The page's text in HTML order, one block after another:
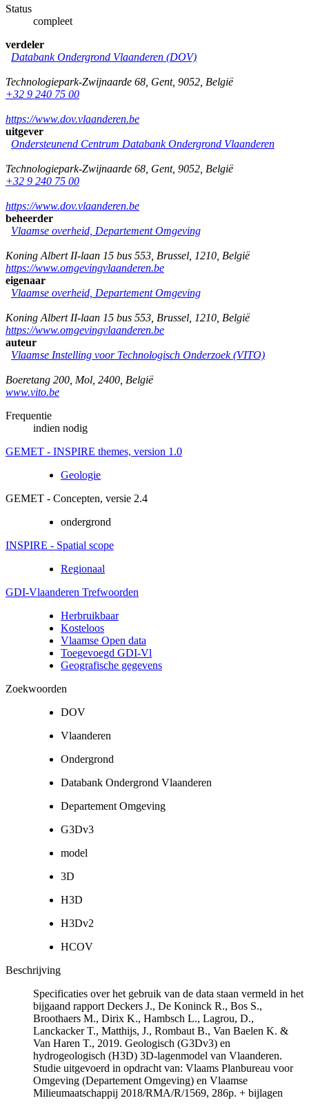
Status
compleet
verdeler
Databank Ondergrond Vlaanderen (DOV)
Technologiepark-Zwijnaarde 68 Gent, 9052 België
+32 9 240 75 00
https://www.dov.vlaanderen.be
uitgever
Ondersteunend Centrum Databank Ondergrond Vlaanderen
Technologiepark-Zwijnaarde 68 Gent, 9052 België
+32 9 240 75 00
https://www.dov.vlaanderen.be
beheerder
Vlaamse overheid, Departement Omgeving
Koning Albert II-laan 15 bus 553 Brussel 1210 België
https://www.omgevingvlaanderen.be
eigenaar
Vlaamse overheid, Departement Omgeving
Koning Albert II-laan 15 bus 553 Brussel 1210 België
https://www.omgevingvlaanderen.be
auteur
Vlaamse Instelling voor Technologisch Onderzoek (VITO)
Boeretang 200 Mol 2400 België
www.vito.be
Frequentie
indien nodig
GEMET - INSPIRE themes, version 1.0
Geologie
GEMET - Concepten, versie 2.4
ondergrond
INSPIRE - Spatial scope
Regionaal
GDI-Vlaanderen Trefwoorden
Herbruikbaar
Kosteloos
Vlaamse Open data
Toegevoegd GDI-Vl
Geografische gegevens
Zoekwoorden
DOV
Vlaanderen
Ondergrond
Databank Ondergrond Vlaanderen
Departement Omgeving
G3Dv3
model
3D
H3D
H3Dv2
HCOV
Beschrijving
Specificaties over het gebruik van de data staan vermeld in het
bijgaand rapport Deckers J., De Koninck R., Bos S.,
Broothaers M., Dirix K., Hambsch L., Lagrou, D.,
Lanckacker T., Matthijs, J., Rombaut B., Van Baelen K. &
Van Haren T., 2019. Geologisch (G3Dv3) en
hydrogeologisch (H3D) 3D-lagenmodel van Vlaanderen.
Studie uitgevoerd in opdracht van: Vlaams Planbureau voor
Omgeving (Departement Omgeving) en Vlaamse
Milieumaatschappij 2018/RMA/R/1569, 286p. + bijlagen